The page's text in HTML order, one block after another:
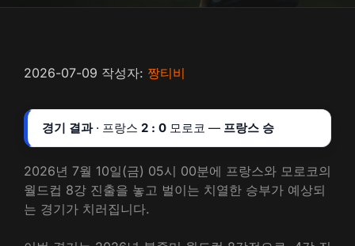
2026-07-09 작성자: 짱티비
경기 결과· 프랑스 2 : 0 모로코 — 프랑스 승
2026년 7월 10일(금) 05시 00분에 프랑스와 모로코의
월드컵 8강 진출을 놓고 벌이는 치열한 승부가 예상되
는 경기가 치러집니다.